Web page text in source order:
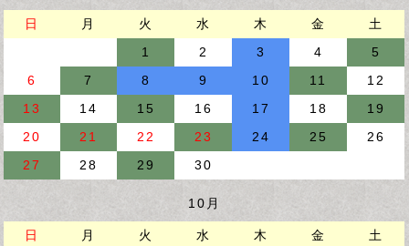
日 月 火 水 木 金
土
1
2 3 4
5
6
7 8 9 10 11
12
13
14 15 16 17 18
19
20
21 22 23 24 25
26
27
28 29 30
10月
日 月 火 水 木 金
土